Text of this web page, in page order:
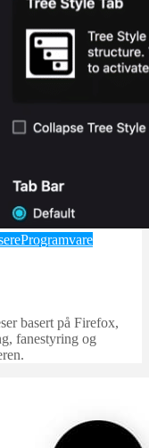
Programvare
basert på Firefox,
fanestyring og